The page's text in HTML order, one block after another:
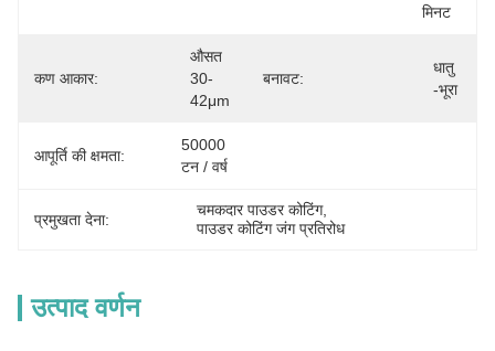
मिनट
कण आकार:
औसत
30-
42μm
बनावट:
धातु
-भूरा
आपूर्ति की क्षमता:
50000
टन / वर्ष
प्रमुखता देना:
चमकदार पाउडर कोटिंग,
पाउडर कोटिंग जंग प्रतिरोध
उत्पाद वर्णन